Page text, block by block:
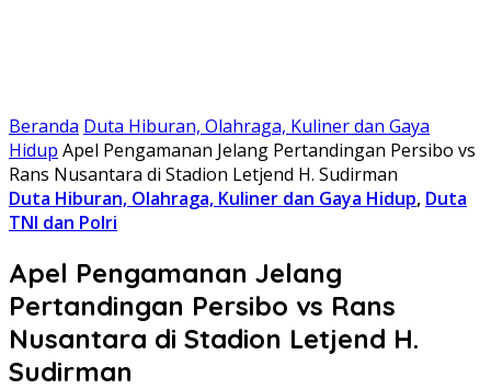
Beranda Duta Hiburan, Olahraga, Kuliner dan Gaya
Hidup Apel Pengamanan Jelang Pertandingan Persibo vs
Rans Nusantara di Stadion Letjend H. Sudirman
Duta Hiburan, Olahraga, Kuliner dan Gaya Hidup, Duta
TNI dan Polri
Apel Pengamanan Jelang
Pertandingan Persibo vs Rans
Nusantara di Stadion Letjend H.
Sudirman